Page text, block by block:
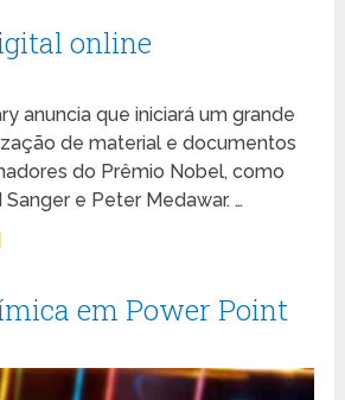
online
anuncia que iniciará um grande
de material e documentos
do Prêmio Nobel, como
Sanger e Peter Medawar. …
em Power Point